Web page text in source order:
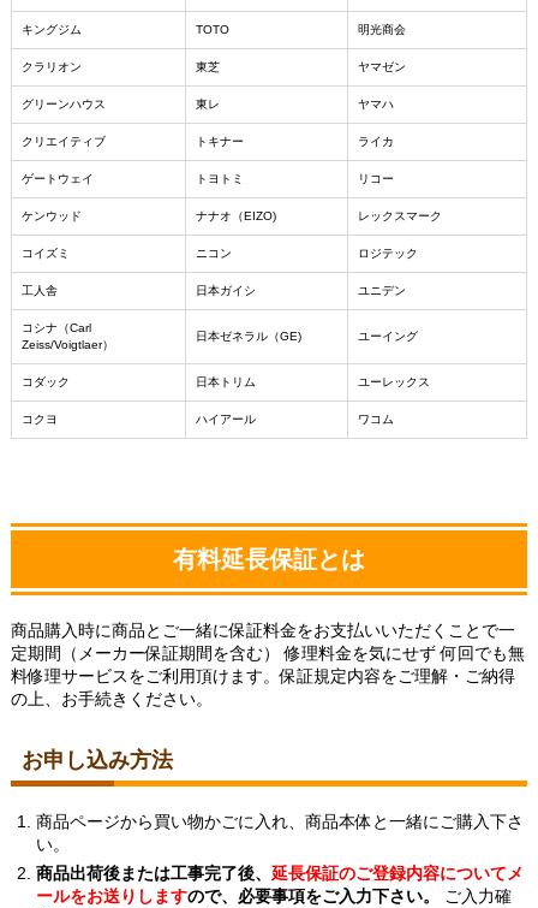
有料延長保証とは
商品購入時に商品とご一緒に保証料金をお支払いいただくことで一
定期間（メーカー保証期間を含む） 修理料金を気にせず 何回でも無
料修理サービスをご利用頂けます。保証規定内容をご理解・ご納得
の上、お手続きください。
お申し込み方法
商品ページから買い物かごに入れ、商品本体と一緒にご購入下さ
い。
商品出荷後または工事完了後、 延長保証のご登録内容についてメ
ールをお送りしますので、必要事項をご入力下さい。
ご入力確
キングジム TOTO 明光商会
クラリオン 東芝 ヤマゼン
グリーンハウス 東レ ヤマハ
クリエイティブ トキナー ライカ
ゲートウェイ トヨトミ リコー
ケンウッド ナナオ（EIZO) レックスマーク
コイズミ ニコン ロジテック
工人舎 日本ガイシ ユニデン
コシナ（Carl
Zeiss/Voigtlaer）
日本ゼネラル（GE) ユーイング
コダック 日本トリム ユーレックス
コクヨ ハイアール ワコム